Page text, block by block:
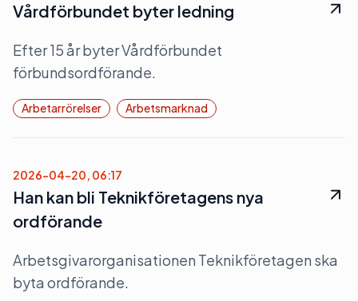
Vårdförbundet byter ledning
Efter 15 år byter Vårdförbundet
förbundsordförande.
Arbetarrörelser Arbetsmarknad
2026-04-20, 06:17
Han kan bli Teknikföretagens nya
ordförande
Arbetsgivarorganisationen Teknikföretagen ska
byta ordförande.